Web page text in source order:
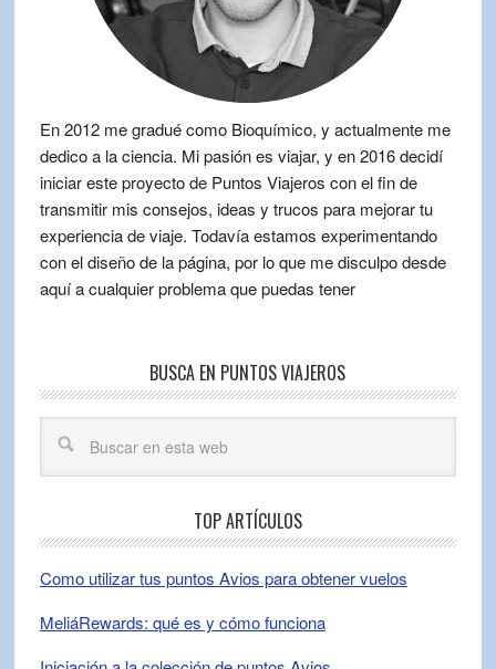
En 2012 me gradué como Bioquímico, y actualmente me
dedico a la ciencia. Mi pasión es viajar, y en 2016 decidí
iniciar este proyecto de Puntos Viajeros con el fin de
transmitir mis consejos, ideas y trucos para mejorar tu
experiencia de viaje. Todavía estamos experimentando
con el diseño de la página, por lo que me disculpo desde
aquí a cualquier problema que puedas tener
BUSCA EN PUNTOS VIAJEROS
TOP ARTÍCULOS
Como utilizar tus puntos Avios para obtener vuelos
MeliáRewards: qué es y cómo funciona